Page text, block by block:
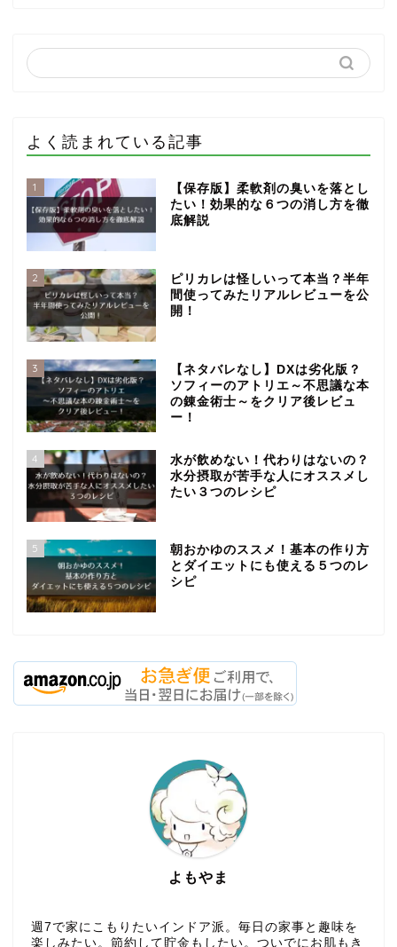
よく読まれている記事
1
【保存版】柔軟剤の臭いを落とし
たい！効果的な６つの消し方を徹
底解説
2
ピリカレは怪しいって本当？半年
間使ってみたリアルレビューを公
開！
3
【ネタバレなし】DXは劣化版？
ソフィーのアトリエ～不思議な本
の錬金術士～をクリア後レビュ
ー！
4
水が飲めない！代わりはないの？
水分摂取が苦手な人にオススメし
たい３つのレシピ
5
朝おかゆのススメ！基本の作り方
とダイエットにも使える５つのレ
シピ
よもやま
週7で家にこもりたいインドア派。毎日の家事と趣味を
楽しみたい。節約して貯金もしたい。ついでにお肌もき
引っ越し